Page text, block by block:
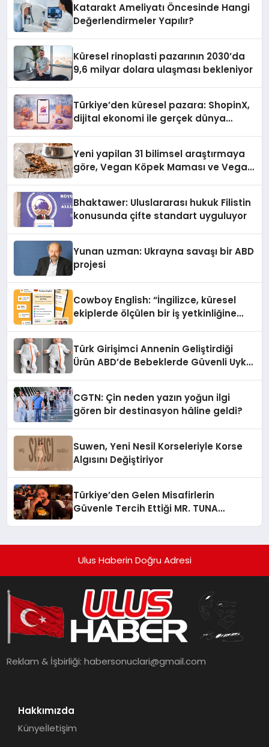
Katarakt Ameliyatı Öncesinde Hangi
Değerlendirmeler Yapılır?
Küresel rinoplasti pazarının 2030’da
9,6 milyar dolara ulaşması bekleniyor
Türkiye’den küresel pazara: ShopinX,
dijital ekonomi ile gerçek dünya
Yeni yapilan 31 bilimsel araştırmaya
göre, Vegan Köpek Maması ve Vegan
Bhaktawer: Uluslararası hukuk Filistin
konusunda çifte standart uyguluyor
Yunan uzman: Ukrayna savaşı bir ABD
projesi
Cowboy English: “İngilizce, küresel
ekiplerde ölçülen bir iş yetkinliğine
Türk Girişimci Annenin Geliştirdiği
Ürün ABD’de Bebeklerde Güvenli Uyku
CGTN: Çin neden yazın yoğun ilgi
gören bir destinasyon hâline geldi?
Suwen, Yeni Nesil Korseleriyle Korse
Algısını Değiştiriyor
Türkiye’den Gelen Misafirlerin
Güvenle Tercih Ettiği MR. TUNA
Ulus Haberin Doğru Adresi
Reklam & İşbirliği:habersonuclari@gmail.com
Hakkımızda
Künyeİletişim